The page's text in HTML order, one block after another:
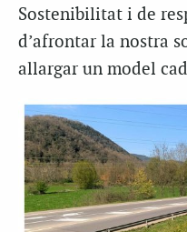
Sostenibilitat i de
d’afrontar la nostra
allargar un model